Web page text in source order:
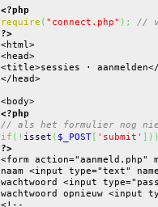
<?php
require ( "connect.php" ) ;
//
?>
<html>
<head>
<title>sessies ·
</head>
<body>
<?php
// als het formulier nog
if ( ! isset ( $_POST [ 'submit' ] )
?>
<form action="aanmeld.php"
naam <input type="text"
wachtwoord <input
wachtwoord opnieuw <input